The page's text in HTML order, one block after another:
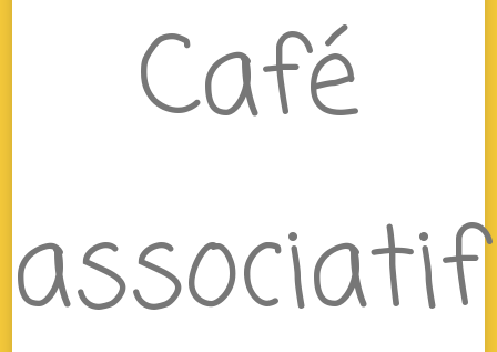
Café
associatif